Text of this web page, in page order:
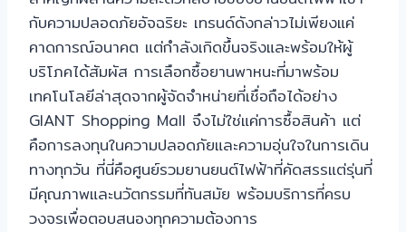
กับความปลอดภัยอัจฉริยะ เทรนด์ดังกล่าวไม่เพียงแค่
คาดการณ์อนาคต แต่กำลังเกิดขึ้นจริงและพร้อมให้ผู้
บริโภคได้สัมผัส การเลือกซื้อยานพาหนะที่มาพร้อม
เทคโนโลยีล่าสุดจากผู้จัดจำหน่ายที่เชื่อถือได้อย่าง
GIANT Shopping Mall จึงไม่ใช่แค่การซื้อสินค้า แต่
คือการลงทุนในความปลอดภัยและความอุ่นใจในการเดิน
ทางทุกวัน ที่นี่คือศูนย์รวมยานยนต์ไฟฟ้าที่คัดสรรแต่รุ่นที่
มีคุณภาพและนวัตกรรมที่ทันสมัย พร้อมบริการที่ครบ
วงจรเพื่อตอบสนองทุกความต้องการ